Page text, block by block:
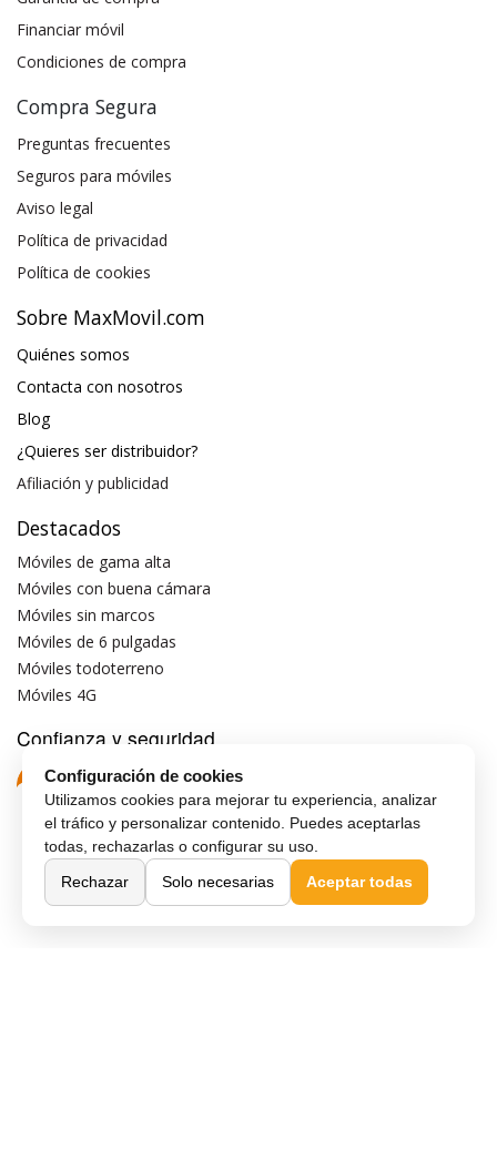
Financiar móvil
Condiciones de compra
Compra Segura
Preguntas frecuentes
Seguros para móviles
Aviso legal
Política de privacidad
Política de cookies
Sobre MaxMovil.com
Quiénes somos
Contacta con nosotros
Blog
¿Quieres ser distribuidor?
Afiliación y publicidad
Destacados
Móviles de gama alta
Móviles con buena cámara
Móviles sin marcos
Móviles de 6 pulgadas
Móviles todoterreno
Móviles 4G
Confianza y seguridad
Configuración de cookies
Utilizamos cookies para mejorar tu experiencia, analizar
el tráfico y personalizar contenido. Puedes aceptarlas
todas, rechazarlas o configurar su uso.
Rechazar
Solo necesarias Aceptar todas